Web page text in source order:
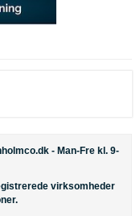
- Man-Fre kl. 9-
virksomheder